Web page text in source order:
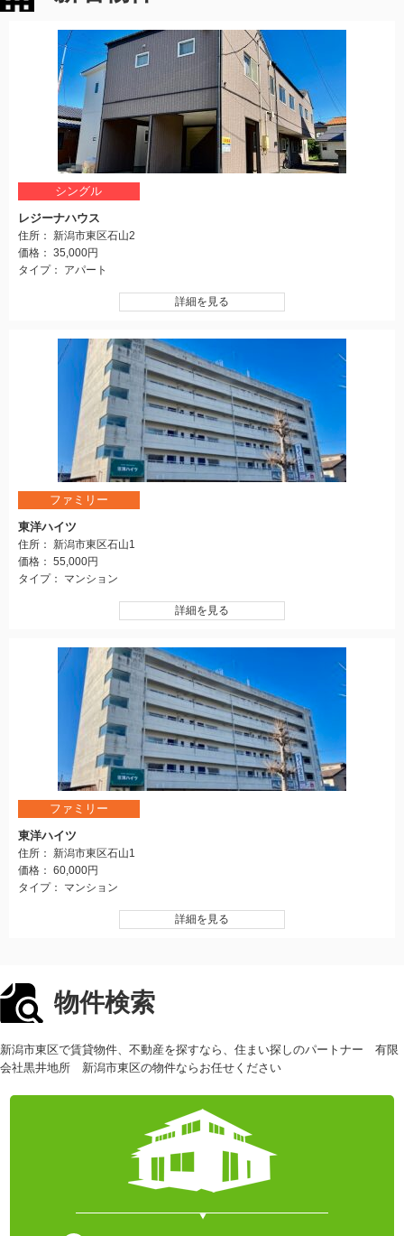
シングル
レジーナハウス
住所： 新潟市東区石山2
価格： 35,000円
タイプ： アパート
詳細を見る
ファミリー
東洋ハイツ
住所： 新潟市東区石山1
価格： 55,000円
タイプ： マンション
詳細を見る
ファミリー
東洋ハイツ
住所： 新潟市東区石山1
価格： 60,000円
タイプ： マンション
詳細を見る
物件検索
新潟市東区で賃貸物件、不動産を探すなら、住まい探しのパートナー 有限
会社黒井地所 新潟市東区の物件ならお任せください